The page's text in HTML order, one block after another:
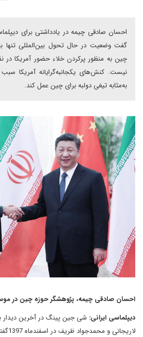
احسان صادقی چیمه در یادداشتی برای
گفت وضعیت در حال تحول بین‌المللی تنها
چین به منظور پرکردن خلاء حضور آمریکا در
نیست. کنش‌های یکجانبه‌گرایانه آمریکا
به‌مثابه تیغی دولبه برای چین عمل کند.
احسان صادقی چیمه، پژوهشگر حوزه چین در
دیپلماسی ایرانی: شی جین پینگ در آخرین دیدار